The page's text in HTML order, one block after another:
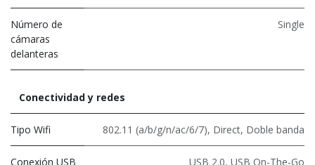
Número de
cámaras
delanteras
Single
Conectividad y redes
Tipo Wifi 802.11 (a/b/g/n/ac/6/7), Direct, Doble banda
Conexión USB USB 2.0, USB On-The-Go